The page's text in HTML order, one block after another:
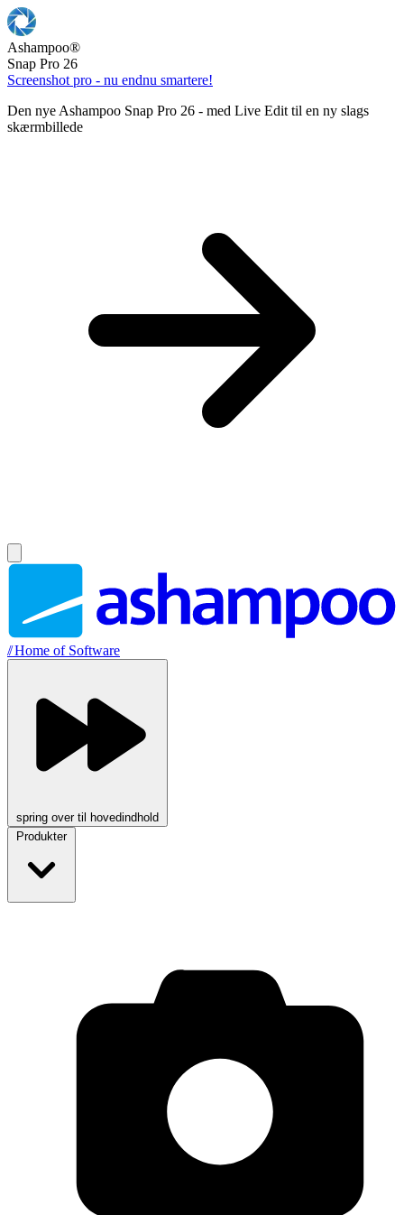
Ashampoo®
Snap Pro 26
Screenshot pro - nu endnu smartere!
Den nye Ashampoo Snap Pro 26 - med Live Edit til en ny slags
skærmbillede
//Home of Software
spring over til hovedindhold
Produkter